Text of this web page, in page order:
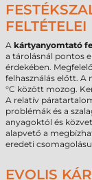
FELTÉTELEI
A kártyanyomtató
a tárolásnál pontos
érdekében.
felhasználás előtt. A
°C között mozog.
A relatív
problémák és a
anyagoktól és
alapvető a
eredeti
EVOLIS